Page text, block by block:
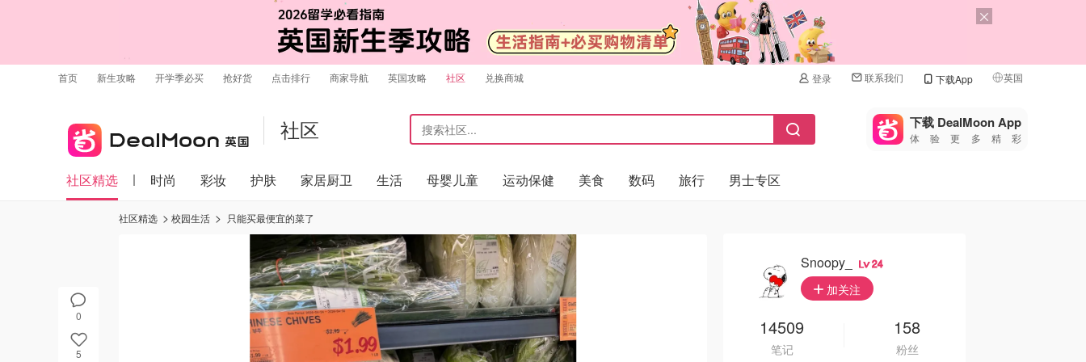
首页 新生攻略 开学季必买 抢好货 点击排行 商家导航 英国攻略 社区 兑换商城 登录 联系我们 下载App 英国
🇺🇸
🇨🇳 中国
🇮🇹
社区 下载 DealMoon App
体验更多精彩
社区精选 时尚 彩妆 护肤 家居厨卫 生活 母婴儿童 运动保健 美食 数码 旅行 男士专区
0
5
社区精选 校园生活 只能买最便宜的菜了
Snoopy_ 24
加关注
14509
笔记
158
粉丝